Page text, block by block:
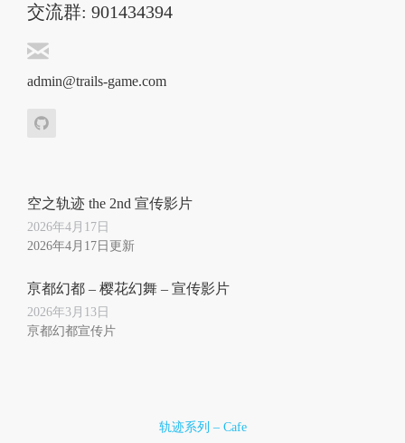
交流群: 901434394
admin@trails-game.com
空之轨迹 the 2nd 宣传影片
2026年4月17日
2026年4月17日更新
亰都幻都 – 樱花幻舞 – 宣传影片
2026年3月13日
亰都幻都宣传片
轨迹系列 – Cafe